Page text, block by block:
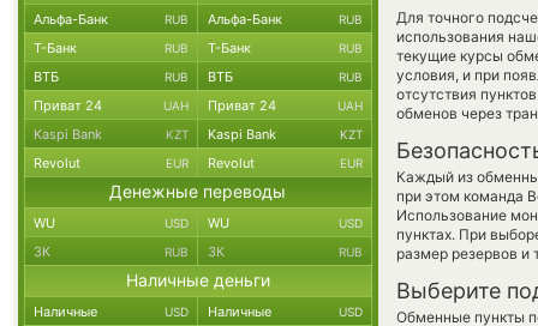
Для точного
использования
текущие курсы
условия, и при
отсутствия
обменов через
Каждый из
при этом команда
Использование
пунктах. При
размер резервов и
Выберите
Обменные пункты
Альфа-Банк RUB Альфа-Банк RUB
Т-Банк RUB Т-Банк RUB
ВТБ RUB ВТБ RUB
Приват 24 UAH Приват 24 UAH
Kaspi Bank KZT Kaspi Bank KZT
Revolut EUR Revolut EUR
Денежные переводы
WU USD WU USD
ЗК RUB ЗК RUB
Наличные деньги
Наличные USD Наличные USD